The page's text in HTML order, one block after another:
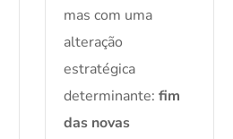
mas com uma
alteração
estratégica
determinante: fim
das novas